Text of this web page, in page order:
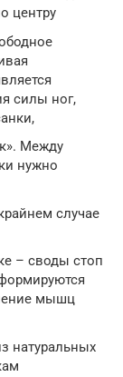
центру
силы ног,
Между
нужно
случае
– своды стоп
мышц
натуральных